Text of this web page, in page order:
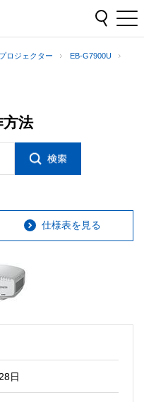
ロジェクター
EB-G7900U
方法
仕様表を見る
日